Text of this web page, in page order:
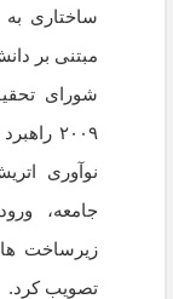
ساختاری به
مبتنی بر
شورای
جامعه،
زیرساخت
تصویب کرد.